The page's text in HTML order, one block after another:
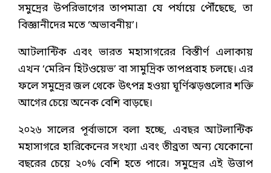
সমুদ্রের উপরিভাগের তাপমাত্রা যে পর্যায়ে পৌঁছেছে, তা
বিজ্ঞানীদের মতে ‘অভাবনীয়’।
আটলান্টিক এবং ভারত মহাসাগরের বিস্তীর্ণ এলাকায়
এখন ‘মেরিন হিটওয়েভ’ বা সামুদ্রিক তাপপ্রবাহ চলছে। এর
ফলে সমুদ্রের জল থেকে উৎপন্ন হওয়া ঘূর্ণিঝড়গুলোর শক্তি
আগের চেয়ে অনেক বেশি বাড়ছে।
২০২৬ সালের পূর্বাভাসে বলা হচ্ছে, এবছর আটলান্টিক
মহাসাগরে হারিকেনের সংখ্যা এবং তীব্রতা অন্য যেকোনো
বছরের চেয়ে ২০% বেশি হতে পারে। সমুদ্রের এই উত্তাপ